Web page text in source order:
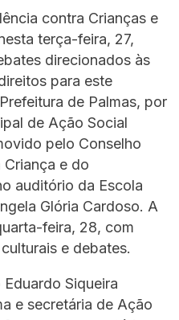
contra Crianças e
terça-feira, 27,
direcionados às
para este
de Palmas, por
de Ação Social
pelo Conselho
e do
auditório da Escola
Glória Cardoso. A
feira, 28, com
e debates.
Siqueira
e secretária de Ação